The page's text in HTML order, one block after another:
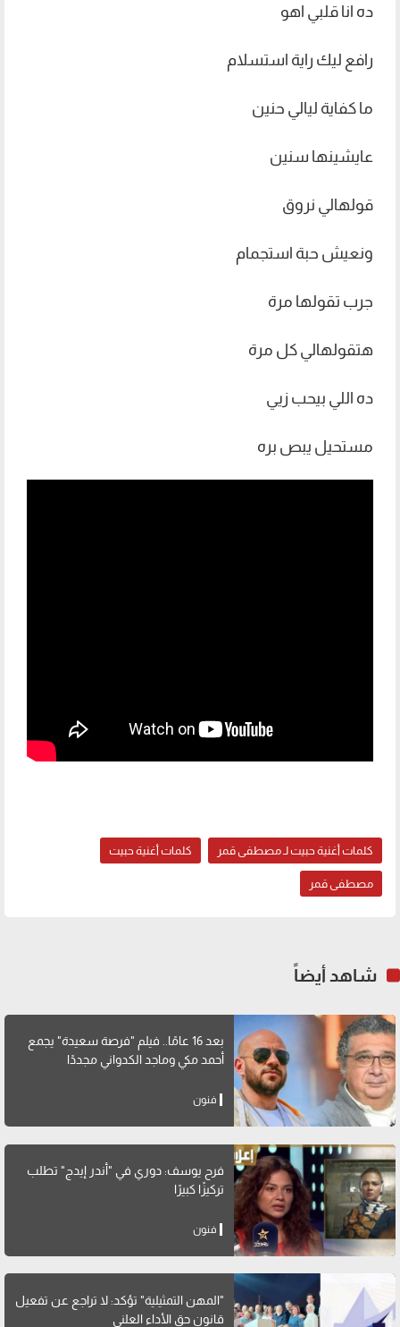
ده انا قلبي اهو
رافع ليك راية استسلام
ما كفاية ليالي حنين
عايشينها سنين
قولهالي نروق
ونعيش حبة استجمام
جرب تقولها مرة
هتقولهالي كل مرة
ده اللي بيحب زيي
مستحيل يبص بره
كلمات أغنية حبيت لـ مصطفى قمر كلمات أغنية حبيت
مصطفى قمر
شاهد أيضاً
بعد 16 عامًا.. فيلم "فرصة سعيدة" يجمع
أحمد مكي وماجد الكدواني مجددًا
فنون
فرح يوسف: دوري في "أندر إيدج" تطلب
تركيزًا كبيرًا
فنون
"المهن التمثيلية" تؤكد: لا تراجع عن تفعيل
قانون حق الأداء العلني